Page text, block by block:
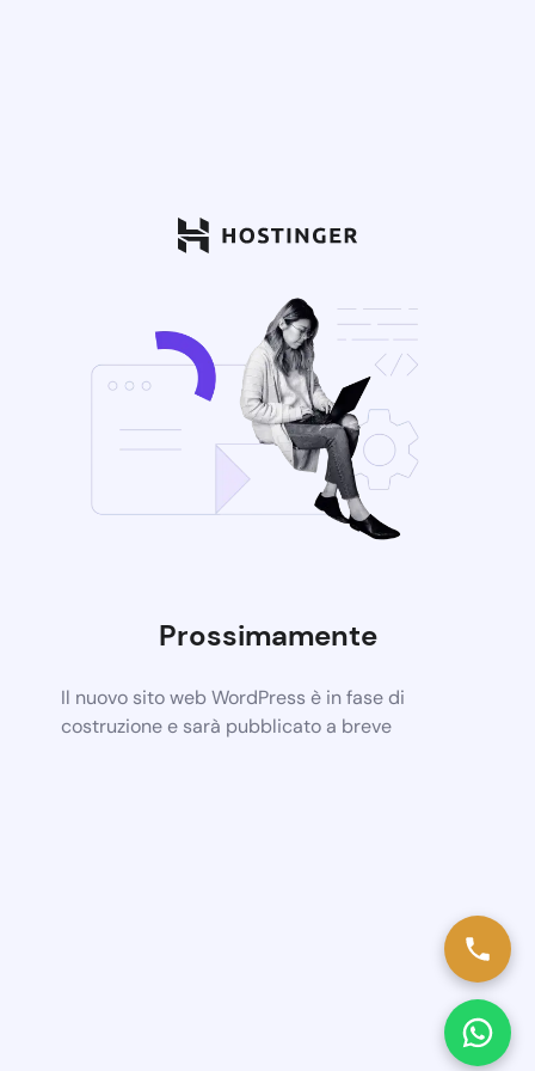
Prossimamente
Il nuovo sito web WordPress è in fase di
costruzione e sarà pubblicato a breve